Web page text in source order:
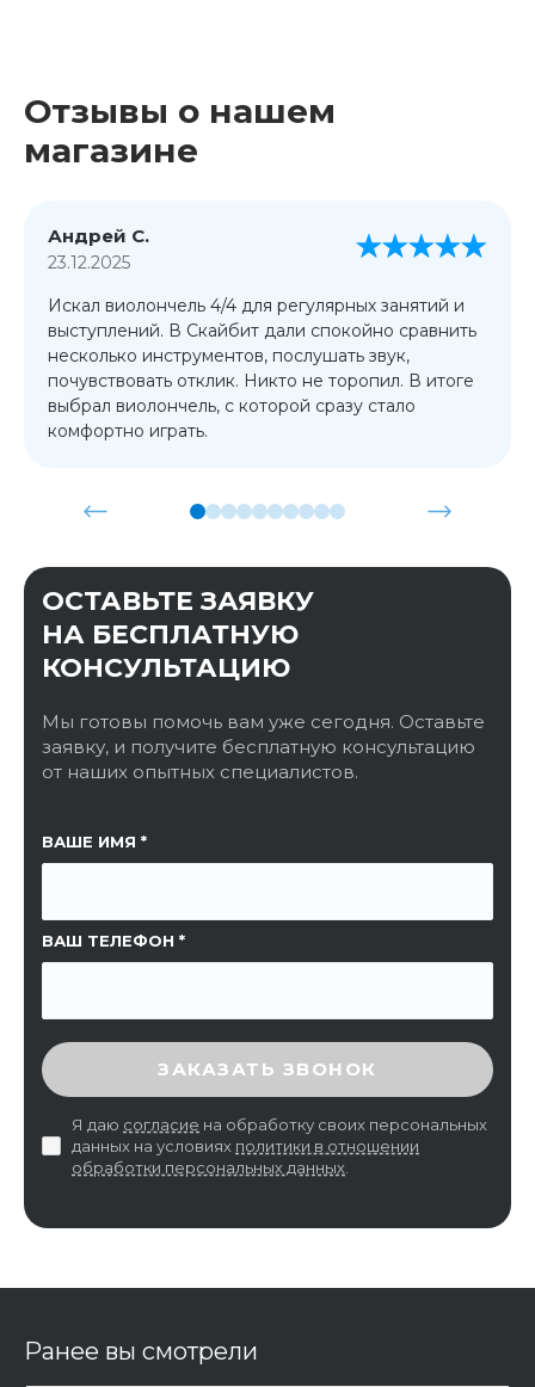
Отзывы о нашем
магазине
Андрей С.
23.12.2025
Искал виолончель 4/4 для регулярных занятий и
выступлений. В Скайбит дали спокойно сравнить
несколько инструментов, послушать звук,
почувствовать отклик. Никто не торопил. В итоге
выбрал виолончель, с которой сразу стало
комфортно играть.
ОСТАВЬТЕ ЗАЯВКУ
НА БЕСПЛАТНУЮ
КОНСУЛЬТАЦИЮ
Мы готовы помочь вам уже сегодня. Оставьте
заявку, и получите бесплатную консультацию
от наших опытных специалистов.
ВАШЕ ИМЯ
ВАШ ТЕЛЕФОН
ССЫЛКА НА СТРАНИЦУ
ВВЕДИТЕ ПРОВЕРОЧНЫЙ КОД
ЗАКАЗАТЬ ЗВОНОК
Я даю согласие на обработку своих персональных
данных на условиях политики в отношении
обработки персональных данных
Ранее вы смотрели